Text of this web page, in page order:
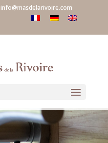
info@masdelarivoire.com